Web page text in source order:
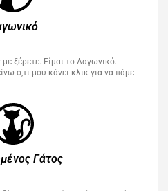
ξέρετε. Είμαι το Λαγωνικό.
ό,τι μου κάνει κλικ για να πάμε
Γάτος​